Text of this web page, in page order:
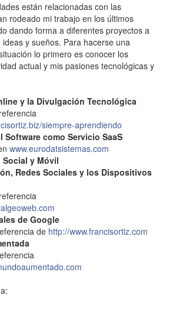
están relacionadas con las
rodeado mi trabajo en los últimos
dando forma a diferentes proyectos a
y sueños. Para hacerse una
lo primero es conocer los
actual y mis pasiones tecnológicas y
y la Divulgación Tecnológica
siempre-aprendiendo
Software como Servicio SaaS
www.eurodatsistemas.com
Social y Móvil
Redes Sociales y los Dispositivos
de Google
de http://www.francisortiz.com